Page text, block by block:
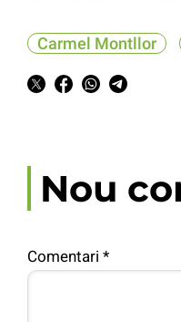
Carmel Montllor
Nou
Comentari *